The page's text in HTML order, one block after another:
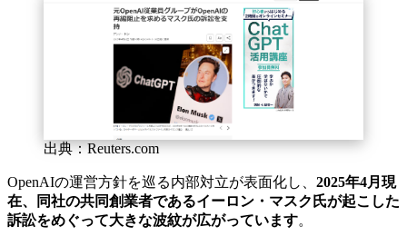
出典：Reuters.com
OpenAIの運営方針を巡る内部対立が表面化し、 2025年4月現
在、同社の共同創業者であるイーロン・マスク氏が起こした
訴訟をめぐって大きな波紋が広がっています。